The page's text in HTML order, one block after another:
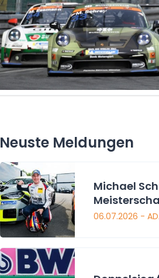
Neuste Meldungen
Michael
06.07.2026 -